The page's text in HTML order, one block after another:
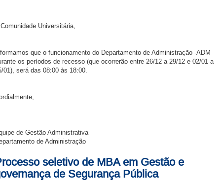
Universitária,
que o funcionamento do Departamento de Administração -ADM
os períodos de recesso (que ocorrerão entre 26/12 a 29/12 e 02/01 a
01), será das 08:00 às 18:00.
de Gestão Administrativa
de Administração
seletivo de MBA em Gestão e
de Segurança Pública